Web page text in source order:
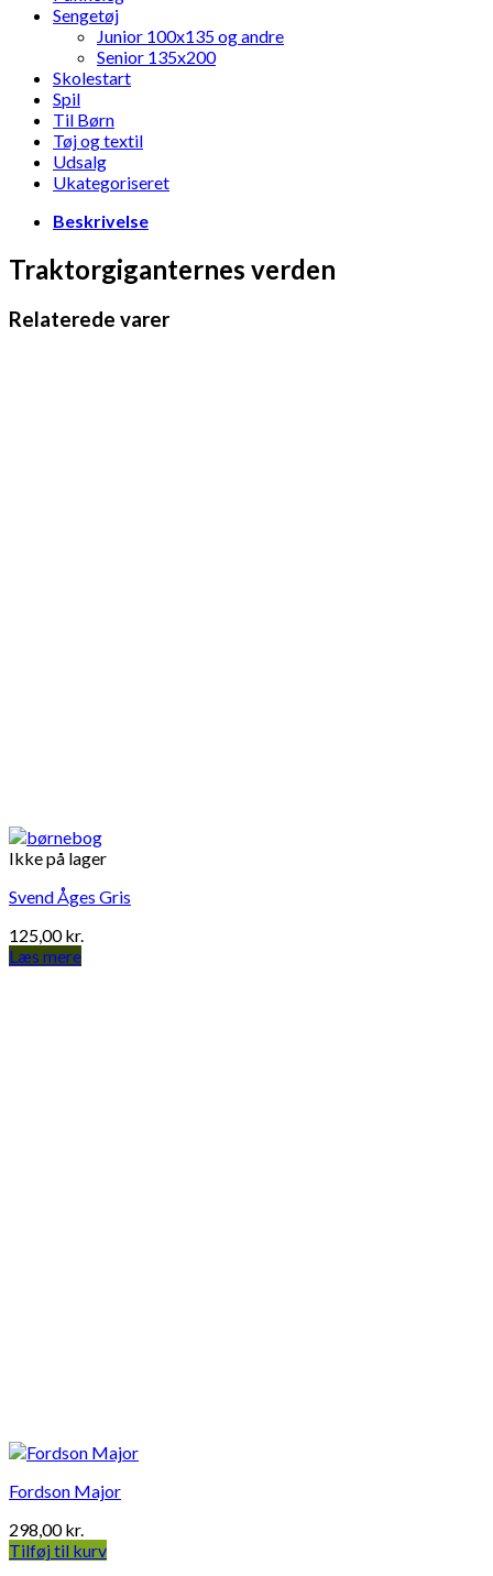
Sengetøj
Junior 100x135 og andre
Senior 135x200
Skolestart
Spil
Til Børn
Tøj og textil
Udsalg
Ukategoriseret
Beskrivelse
Traktorgiganternes verden
Relaterede varer
Ikke på lager
Svend Åges Gris
125,00kr.
Læs mere
Fordson Major
298,00kr.
Tilføj til kurv